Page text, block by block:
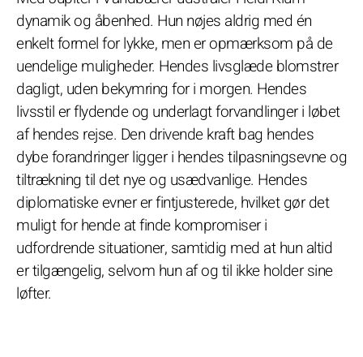
dynamik og åbenhed. Hun nøjes aldrig med én
enkelt formel for lykke, men er opmærksom på de
uendelige muligheder. Hendes livsglæde blomstrer
dagligt, uden bekymring for i morgen. Hendes
livsstil er flydende og underlagt forvandlinger i løbet
af hendes rejse. Den drivende kraft bag hendes
dybe forandringer ligger i hendes tilpasningsevne og
tiltrækning til det nye og usædvanlige. Hendes
diplomatiske evner er fintjusterede, hvilket gør det
muligt for hende at finde kompromiser i
udfordrende situationer, samtidig med at hun altid
er tilgængelig, selvom hun af og til ikke holder sine
løfter.